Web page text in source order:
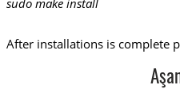
sudo make install
After installations is complete